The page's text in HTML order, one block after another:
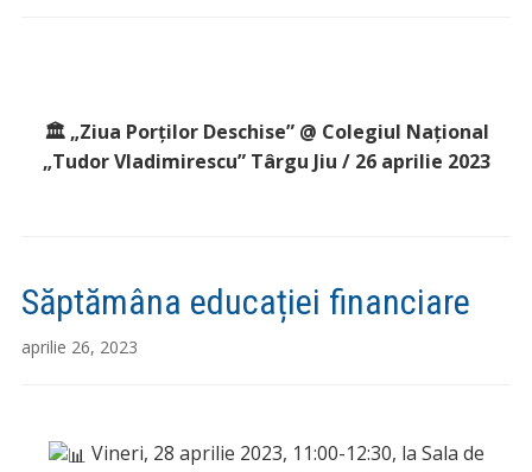
🏛 „Ziua Porților Deschise” @ Colegiul Național
„Tudor Vladimirescu” Târgu Jiu / 26 aprilie 2023
Săptămâna educației financiare
aprilie 26, 2023
Vineri, 28 aprilie 2023, 11:00-12:30, la Sala de